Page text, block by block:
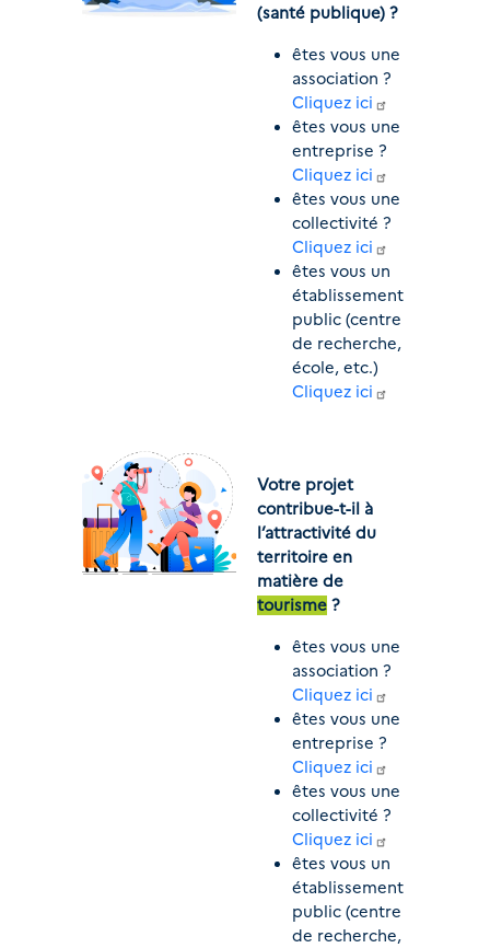
(santé publique) ?
êtes vous une
association ?
Cliquez ici
êtes vous une
entreprise ?
Cliquez ici
êtes vous une
collectivité ?
Cliquez ici
êtes vous un
établissement
public (centre
de recherche,
Cliquez ici
Votre projet
contribue-t-il à
l’attractivité du
territoire en
matière de
tourisme ?
êtes vous une
association ?
Cliquez ici
êtes vous une
entreprise ?
Cliquez ici
êtes vous une
collectivité ?
Cliquez ici
êtes vous un
établissement
public (centre
de recherche,